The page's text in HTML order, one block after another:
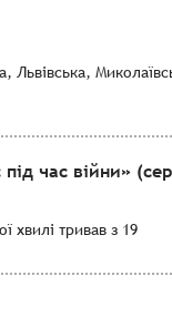
час війни»
хвилі тривав з 19